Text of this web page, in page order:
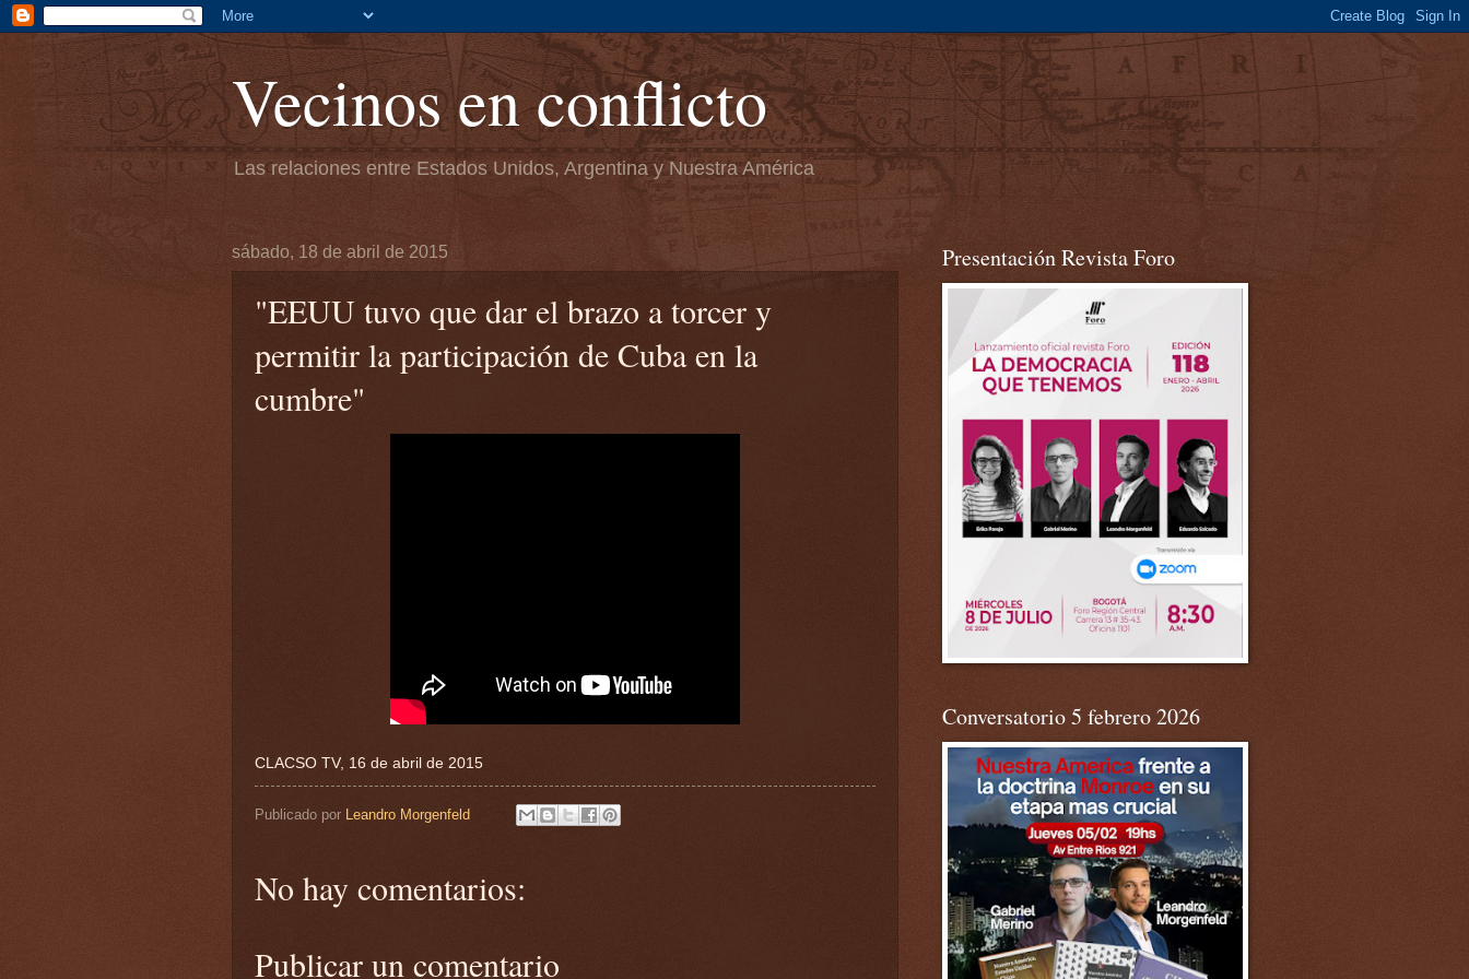
Vecinos en conflicto
Las relaciones entre Estados Unidos, Argentina y Nuestra América
sábado, 18 de abril de 2015
"EEUU tuvo que dar el brazo a torcer y
permitir la participación de Cuba en la
cumbre"
CLACSO TV, 16 de abril de 2015
Publicado por Leandro Morgenfeld
No hay comentarios:
Publicar un comentario
Presentación Revista Foro
Conversatorio 5 febrero 2026